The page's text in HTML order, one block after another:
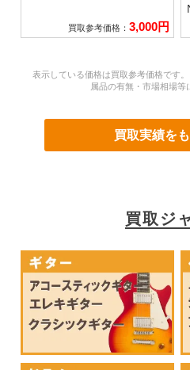
買取参考価格： 3,000円
表示している価格は買取参考価格です
属品の有無・市場相場等
買取実績を
買取ジ